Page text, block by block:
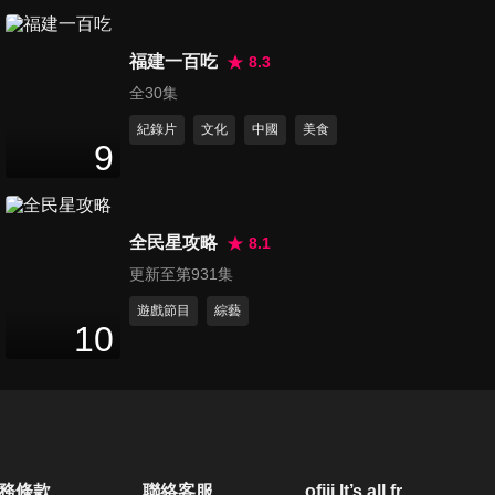
9
福建一百吃
8.3
全30集
紀錄片 文化 中國 美食
10
全民星攻略
8.1
更新至第931集
遊戲節目 綜藝
條款 聯絡客服